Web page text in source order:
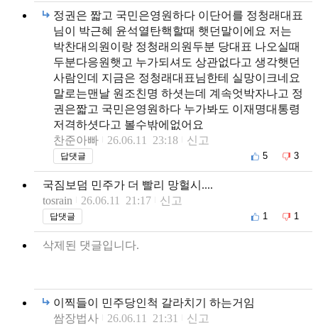
정권은 짧고 국민은영원하다 이단어를 정청래대표
님이 박근혜 윤석열탄핵할때 햇던말이에요 저는
박찬대의원이랑 정청래의원두분 당대표 나오실때
두분다응원햇고 누가되셔도 상관없다고 생각햇던
사람인데 지금은 정청래대표님한테 실망이크네요
말로는맨날 원조친명 하셧는데 계속엇박자나고 정
권은짧고 국민은영원하다 누가봐도 이재명대통령
저격하셧다고 볼수밖에없어요
찬준아빠
26.06.11 23:18 신고
답댓글 5 3
국짐보덤 민주가 더 빨리 망헐시....
tosrain
26.06.11 21:17 신고
답댓글 1 1
삭제된 댓글입니다.
이찍들이 민주당인척 갈라치기 하는거임
쌈장법사
26.06.11 21:31 신고